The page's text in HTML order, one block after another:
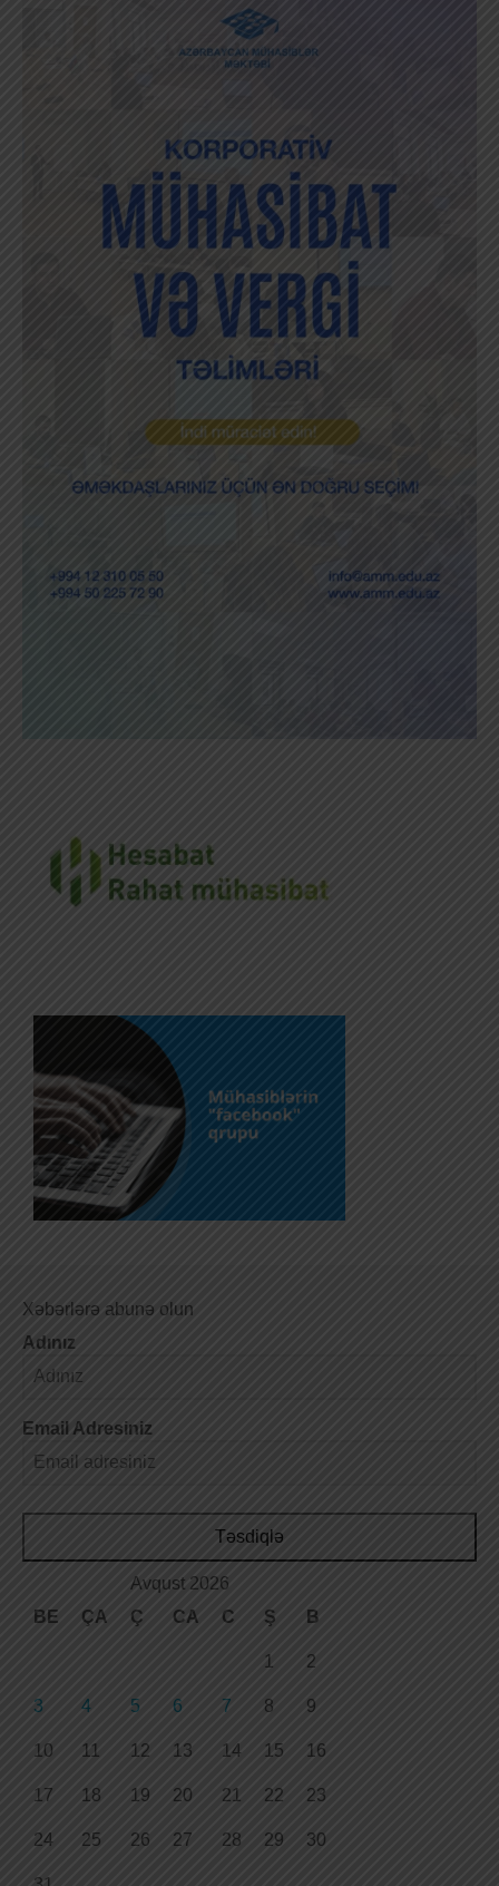
Xəbərlərə abunə olun
Adınız
Email Adresiniz
Təsdiqlə
Avqust 2026
BE
ÇA Ç CA C Ş B
1 2
3 4 5 6 7 8 9
10 11 12 13 14 15 16
17 18 19 20 21 22 23
24 25 26 27 28 29 30